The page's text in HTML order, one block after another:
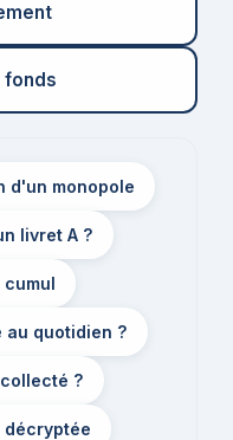
fonds
d'un monopole
livret A ?
cumul
au quotidien ?
?
décryptée